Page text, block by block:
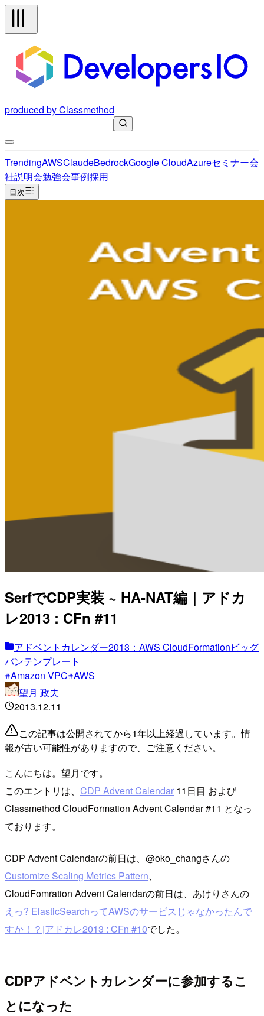
produced by Classmethod
TrendingAWSClaudeBedrockGoogle CloudAzureセミナー会
社説明会勉強会事例採用
目次
SerfでCDP実装 ~ HA-NAT編｜アドカ
レ2013 : CFn #11
アドベントカレンダー2013：AWS CloudFormationビッグ
バンテンプレート
Amazon VPC AWS
望月 政夫
2013.12.11
この記事は公開されてから1年以上経過しています。情
報が古い可能性がありますので、ご注意ください。
こんにちは。望月です。
このエントリは、 CDP Advent Calendar 11日目 および
Classmethod CloudFormation Advent Calendar #11 となっ
ております。
CDP Advent Calendarの前日は、@oko_changさんの
Customize Scaling Metrics Pattern
CloudFomration Advent Calendarの前日は、あけりさんの
えっ? ElasticSearchってAWSのサービスじゃなかったんで
すか！？|アドカレ2013 : CFn #10でした。
CDPアドベントカレンダーに参加するこ
とになった